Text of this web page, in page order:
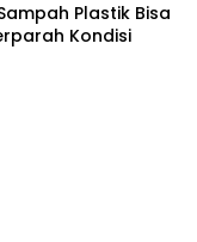
Plastik Bisa
Kondisi